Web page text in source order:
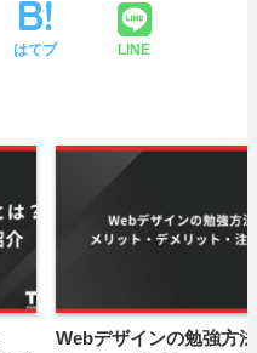
はてブ LINE
Webデザインの勉強方